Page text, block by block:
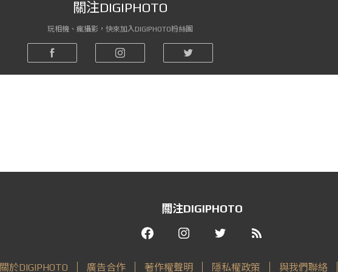
關注DIGIPHOTO
玩相機、瘋攝影，快來加入DIGIPHOTO粉絲團
關注DIGIPHOTO
關於DIGIPHOTO 廣告合作 著作權聲明 隱私權政策 與我們聯絡